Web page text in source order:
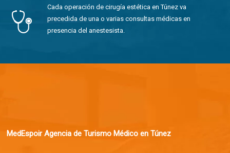
Cada operación de cirugía estética en Túnez va
precedida de una o varias consultas médicas en
presencia del anestesista.
MedEspoir Agencia de Turismo Médico en Túnez